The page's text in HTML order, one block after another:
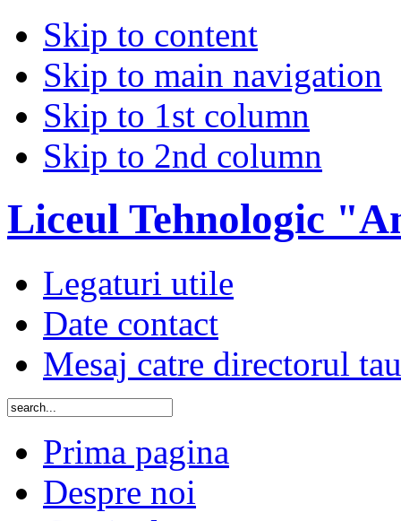
Skip to content
Skip to main navigation
Skip to 1st column
Skip to 2nd column
Liceul Tehnologic
Legaturi utile
Date contact
Mesaj catre directorul tau
Prima pagina
Despre noi